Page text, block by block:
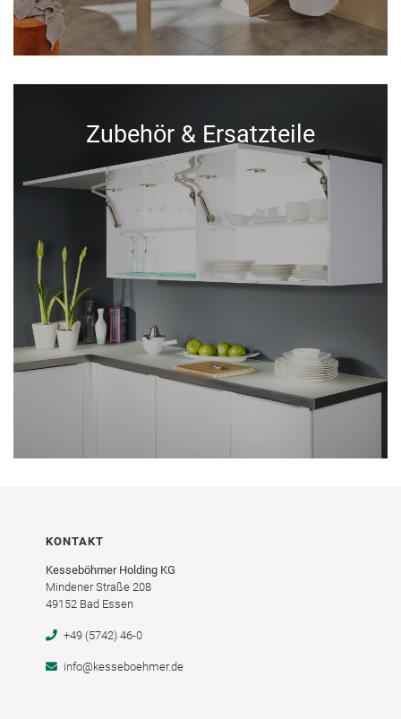
Zubehör & Ersatzteile
KONTAKT
Kesseböhmer Holding KG
Mindener Straße 208
49152 Bad Essen
+49 (5742) 46-0
info@kesseboehmer.de